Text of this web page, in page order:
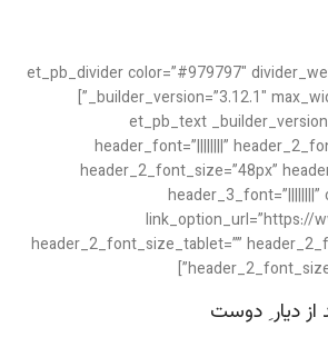
[/et_pb_text][et_pb_divider color=”#979797″
_builder_version=”3.12.1″ max_width=”100px” locked=”off”]
[/et_pb_divider][et_pb_text
header_font=”||||||||”
header_2_font_size=”48px”
link_option_url=”https://
header_2_font_size_tablet=””
از دیار ِ دوست